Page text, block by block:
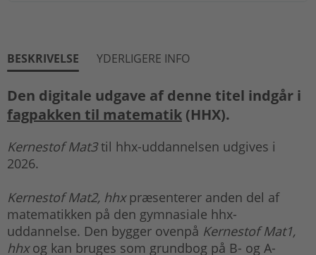
BESKRIVELSE YDERLIGERE INFO
Den digitale udgave af denne titel indgår i
fagpakken til matematik (HHX).
Kernestof Mat3til hhx-uddannelsen udgives i
2026.
Kernestof Mat2, hhxpræsenterer anden del af
matematikken på den gymnasiale hhx-
uddannelse. Den bygger ovenpå Kernestof Mat1,
hhxog kan bruges som grundbog på B- og A-